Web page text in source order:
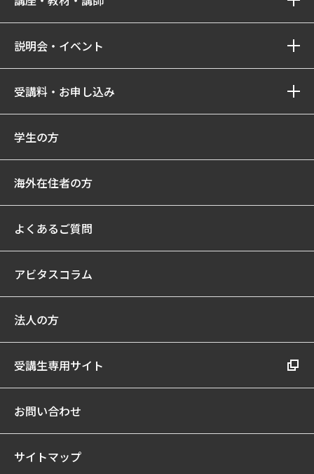
説明会・イベント
受講料・お申し込み
学生の方
海外在住者の方
よくあるご質問
アビタスコラム
法人の方
受講生専用サイト
お問い合わせ
サイトマップ